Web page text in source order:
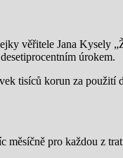
věřitele Jana Kysely
úrokem.
tisíců korun za
pro každou z